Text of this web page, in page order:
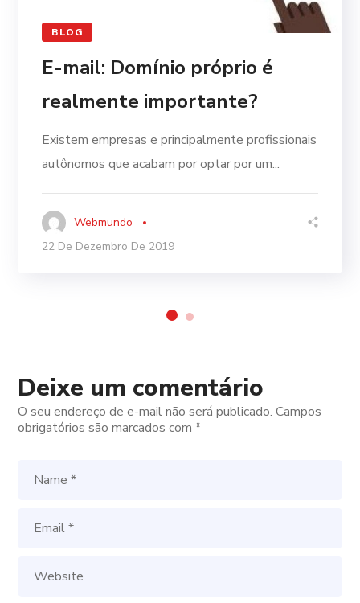
BLOG
E-mail: Domínio próprio é
realmente importante?
Existem empresas e principalmente profissionais
autônomos que acabam por optar por um...
Webmundo
22 De Dezembro De 2019
Deixe um comentário
O seu endereço de e-mail não será publicado. Campos
obrigatórios são marcados com*